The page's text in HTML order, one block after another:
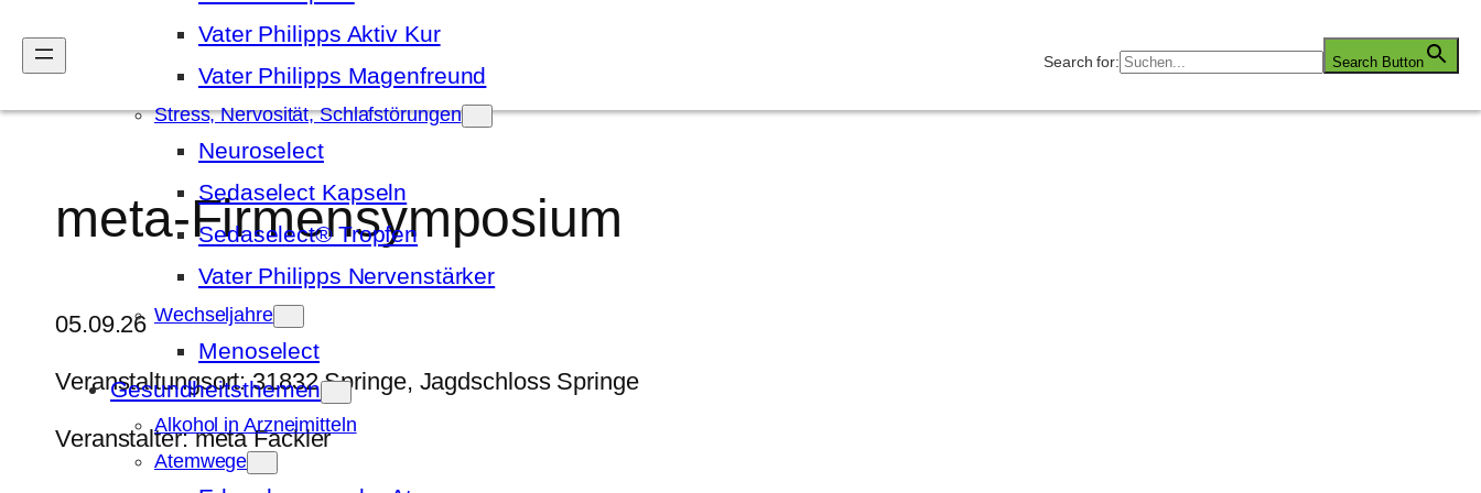
Vater Philipps Aktiv Kur
Vater Philipps Magenfreund
Stress, Nervosität, Schlafstörungen
Neuroselect
Sedaselect Kapseln
Sedaselect® Tropfen
Vater Philipps Nervenstärker
Wechseljahre
Menoselect
Gesundheitsthemen
Alkohol in Arzneimitteln
Atemwege
Search for: Search Button
meta-Firmensymposium
05.09.26
Veranstaltungsort: 31832 Springe, Jagdschloss Springe
Veranstalter: meta Fackler